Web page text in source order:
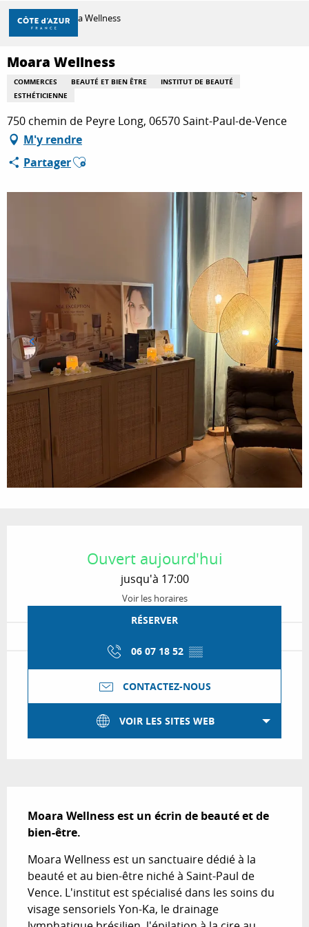
Aller
contenu
principal
DÉCOUVRIR
À FAIRE
SÉJOURNER
Accueil Moara Wellness
Moara Wellness
COMMERCES BEAUTÉ ET BIEN ÊTRE
INSTITUT DE BEAUTÉ
ESTHÉTICIENNE
750 chemin de Peyre Long, 06570 Saint-Paul-de-Vence
M'y rendre
PartagerAjouter aux favoris
Ouvert aujourd'hui
jusqu'à 17:00
Voir les horaires
RÉSERVER
06 07 18 52 ▒▒
CONTACTEZ-NOUS
VOIR LES SITES WEB
Moara Wellness est un écrin de beauté et de
bien-être.
Moara Wellness est un sanctuaire dédié à la
beauté et au bien-être niché à Saint-Paul de
Vence. L'institut est spécialisé dans les soins du
visage sensoriels Yon-Ka, le drainage